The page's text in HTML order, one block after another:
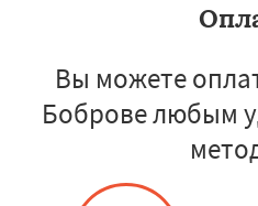
Вы можете
Боброве любым